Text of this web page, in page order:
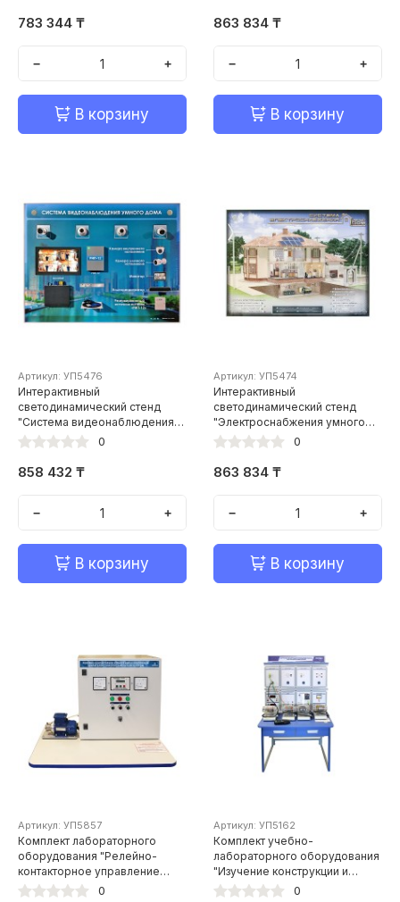
783 344 ₸
− +
В корзину
дома"
863 834 ₸
− +
В корзину
Артикул: УП5476
Интерактивный
светодинамический стенд
"Система видеонаблюдения
умного дома"
0
858 432 ₸
− +
В корзину
Артикул: УП5474
Интерактивный
светодинамический стенд
"Электроснабжения умного
дома"
0
863 834 ₸
− +
В корзину
Артикул: УП5857
Комплект лабораторного
оборудования "Релейно-
контакторное управление
асинхронным двигателем с
0
Артикул: УП5162
Комплект учебно-
лабораторного оборудования
"Изучение конструкции и
принципов работы
0